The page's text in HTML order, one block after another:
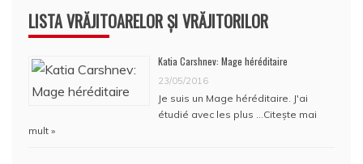
LISTA VRĂJITOARELOR ȘI VRĂJITORILOR
Katia Carshnev: Mage héréditaire
23/05/2016
Je suis un Mage héréditaire. J'ai
étudié avec les plus … Citește mai
mult »